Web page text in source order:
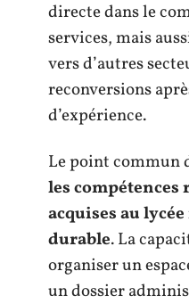
directe dans le
services, mais
vers d’autres
reconversions
d’expérience.
Le point commun
les
acquises au
durable. La
organiser un
un dossier